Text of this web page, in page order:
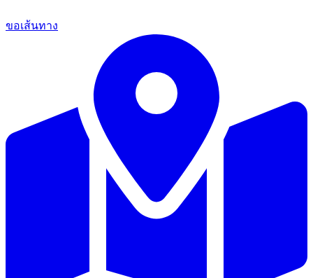
ขอเส้นทาง